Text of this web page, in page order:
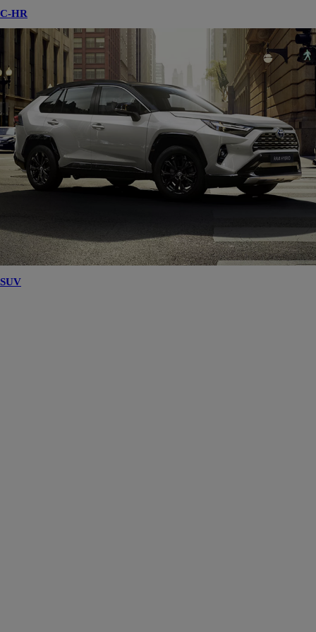
C-HR
SUV